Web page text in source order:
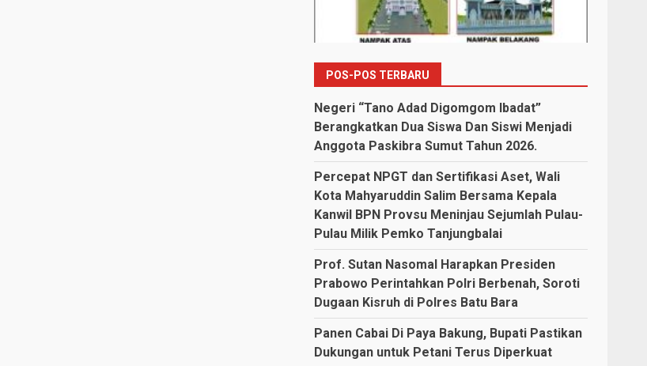
POS-POS TERBARU
Negeri “Tano Adad Digomgom Ibadat”
Berangkatkan Dua Siswa Dan Siswi Menjadi
Anggota Paskibra Sumut Tahun 2026.
Percepat NPGT dan Sertifikasi Aset, Wali
Kota Mahyaruddin Salim Bersama Kepala
Kanwil BPN Provsu Meninjau Sejumlah Pulau-
Pulau Milik Pemko Tanjungbalai
Prof. Sutan Nasomal Harapkan Presiden
Prabowo Perintahkan Polri Berbenah, Soroti
Dugaan Kisruh di Polres Batu Bara
Panen Cabai Di Paya Bakung, Bupati Pastikan
Dukungan untuk Petani Terus Diperkuat